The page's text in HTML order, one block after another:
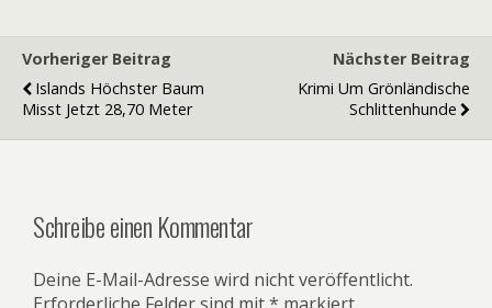
Vorheriger Beitrag
Islands Höchster Baum
Misst Jetzt 28,70 Meter
Nächster Beitrag
Krimi Um Grönländische
Schlittenhunde
Schreibe einen Kommentar
Deine E-Mail-Adresse wird nicht veröffentlicht.